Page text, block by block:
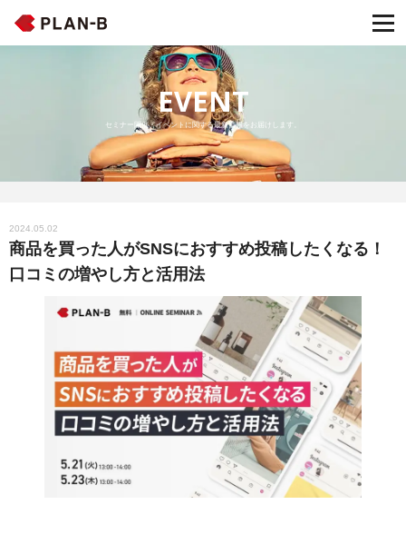
EVENT
セミナー開催・イベントに関する最新情報をお届けします。
2024.05.02
商品を買った人がSNSにおすすめ投稿したくなる！
口コミの増やし方と活用法